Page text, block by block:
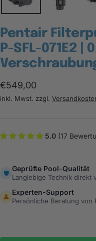
Pentair
P-SFL-071E2 |
Angebotspreis
€549,00
inkl. Mwst. zzgl.
5.0 (17
🛡️
Geprüfte Pool-Qualität
Langlebige Technik direkt
👤
Experten-Support
Persönliche Beratung von